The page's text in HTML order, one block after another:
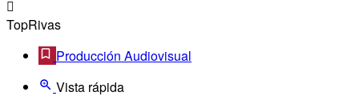
TopRivas
Producción Audiovisual
Vista rápida